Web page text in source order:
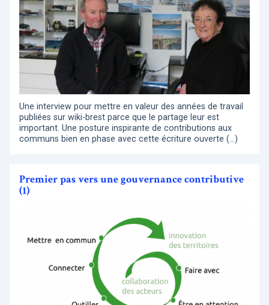
Une interview pour mettre en valeur des années de travail
publiées sur wiki-brest parce que le partage leur est
important. Une posture inspirante de contributions aux
communs bien en phase avec cette écriture ouverte (…)
Premier pas vers une gouvernance contributive
(1)